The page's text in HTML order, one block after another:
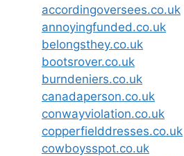
accordingoversees.co.uk
annoyingfunded.co.uk
belongsthey.co.uk
bootsrover.co.uk
burndeniers.co.uk
canadaperson.co.uk
conwayviolation.co.uk
copperfielddresses.co.uk
cowboysspot.co.uk